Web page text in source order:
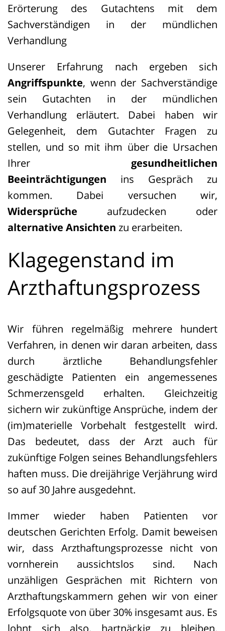
Erörterung des Gutachtens mit dem
Sachverständigen in der mündlichen
Verhandlung
Unserer Erfahrung nach ergeben sich
Angriffspunkte, wenn der Sachverständige
sein Gutachten in der mündlichen
Verhandlung erläutert. Dabei haben wir
Gelegenheit, dem Gutachter Fragen zu
stellen, und so mit ihm über die Ursachen
Ihrer gesundheitlichen
Beeinträchtigungen ins Gespräch zu
kommen. Dabei versuchen wir,
Widersprüche aufzudecken oder
alternative Ansichten zu erarbeiten.
Klagegenstand im
Arzthaftungsprozess
Wir führen regelmäßig mehrere hundert
Verfahren, in denen wir daran arbeiten, dass
durch ärztliche Behandlungsfehler
geschädigte Patienten ein angemessenes
Schmerzensgeld erhalten. Gleichzeitig
sichern wir zukünftige Ansprüche, indem der
(im)materielle Vorbehalt festgestellt wird.
Das bedeutet, dass der Arzt auch für
zukünftige Folgen seines Behandlungsfehlers
haften muss. Die dreijährige Verjährung wird
so auf 30 Jahre ausgedehnt.
Immer wieder haben Patienten vor
deutschen Gerichten Erfolg. Damit beweisen
wir, dass Arzthaftungsprozesse nicht von
vornherein aussichtslos sind. Nach
unzähligen Gesprächen mit Richtern von
Arzthaftungskammern gehen wir von einer
Erfolgsquote von über 30% insgesamt aus. Es
lohnt sich also, hartnäckig zu bleiben.